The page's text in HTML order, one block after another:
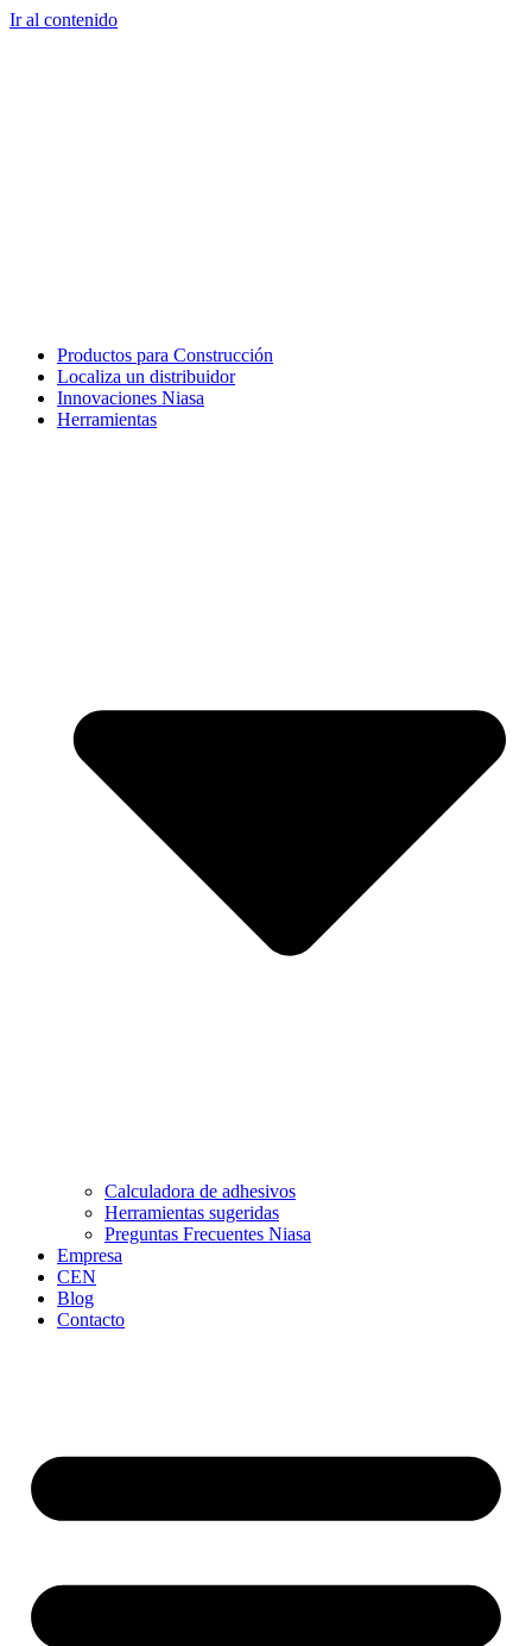
Ir al contenido
Productos para Construcción
Localiza un distribuidor
Innovaciones Niasa
Herramientas
Calculadora de adhesivos
Herramientas sugeridas
Preguntas Frecuentes Niasa
Empresa
CEN
Blog
Contacto